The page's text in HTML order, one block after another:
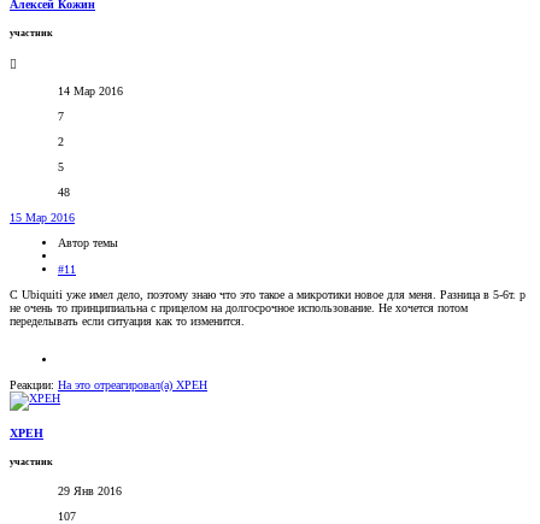
Алексей Кожин
участник
14 Мар 2016
7
2
5
48
15 Мар 2016
Автор темы
#11
С Ubiquiti уже имел дело, поэтому знаю что это такое а микротики новое для меня. Разница в 5-6т. р
не очень то принципиальна с прицелом на долгосрочное использование. Не хочется потом
переделывать если ситуация как то изменится.
Реакции: На это отреагировал(а) XPEH
XPEH
участник
29 Янв 2016
107